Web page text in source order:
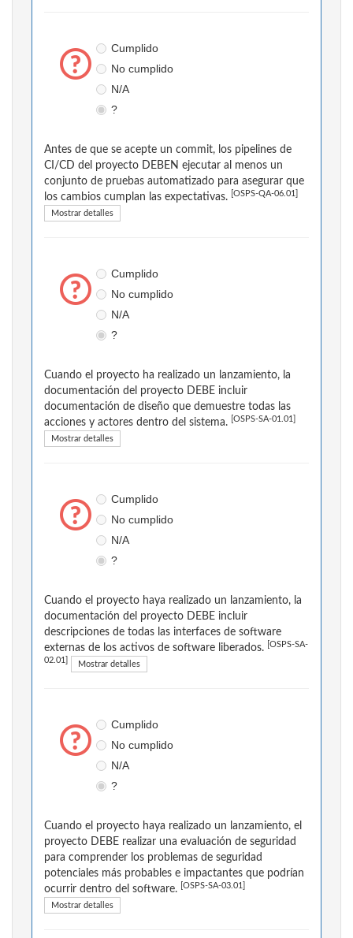
Cumplido
No cumplido
N/A
?
Antes de que se acepte un commit, los pipelines de
CI/CD del proyecto DEBEN ejecutar al menos un
conjunto de pruebas automatizado para asegurar que
los cambios cumplan las expectativas.
[OSPS-QA-06.01]
Mostrar detalles
Cumplido
No cumplido
N/A
?
Cuando el proyecto ha realizado un lanzamiento, la
documentación del proyecto DEBE incluir
documentación de diseño que demuestre todas las
acciones y actores dentro del sistema.
[OSPS-SA-01.01]
Mostrar detalles
Cumplido
No cumplido
N/A
?
Cuando el proyecto haya realizado un lanzamiento, la
documentación del proyecto DEBE incluir
descripciones de todas las interfaces de software
externas de los activos de software liberados.
[OSPS-SA-
02.01] Mostrar detalles
Cumplido
No cumplido
N/A
?
Cuando el proyecto haya realizado un lanzamiento, el
proyecto DEBE realizar una evaluación de seguridad
para comprender los problemas de seguridad
potenciales más probables e impactantes que podrían
ocurrir dentro del software.
[OSPS-SA-03.01]
Mostrar detalles